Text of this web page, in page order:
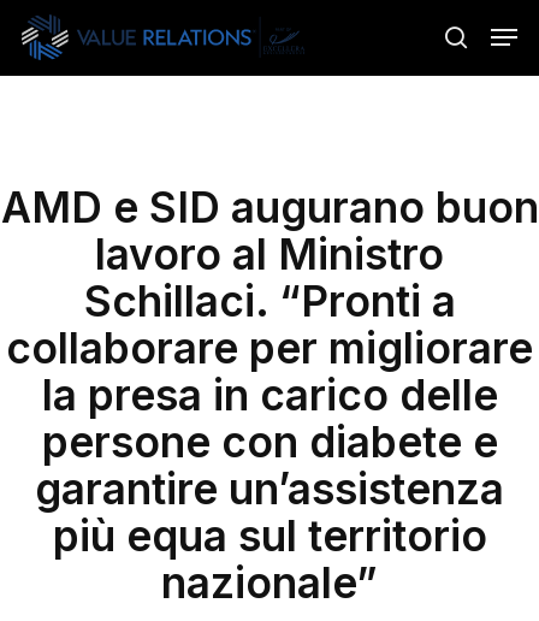
Skip
main
search
AMD e SID augurano buon
lavoro al Ministro
Schillaci. “Pronti a
collaborare per migliorare
la presa in carico delle
persone con diabete e
garantire un’assistenza
più equa sul territorio
nazionale”